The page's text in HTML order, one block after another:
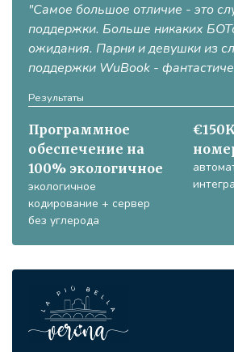
"Самое большое отличие - это
поддержки. Больше никаких
ожидания. Парни и девушки из
поддержки WuBook -
Результаты
Программное
обеспечение на
100% экологичное
экологичное
кодирование + сервер
без углерода